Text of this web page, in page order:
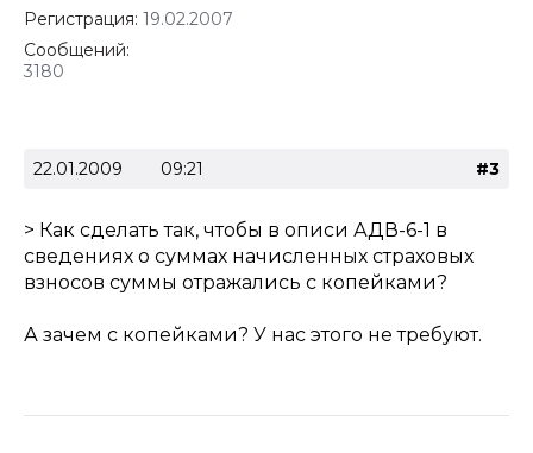
Регистрация: 19.02.2007
Сообщений:
3180
22.01.2009 09:21 #3
> Как сделать так, чтобы в описи АДВ-6-1 в
сведениях о суммах начисленных страховых
взносов суммы отражались с копейками?
А зачем с копейками? У нас этого не требуют.